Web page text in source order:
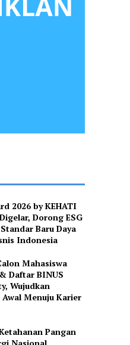
2026 by KEHATI
Dorong ESG
Baru Daya
Indonesia
Mahasiswa
Daftar BINUS
Wujudkan
Menuju Karier
Pangan
Nasional,